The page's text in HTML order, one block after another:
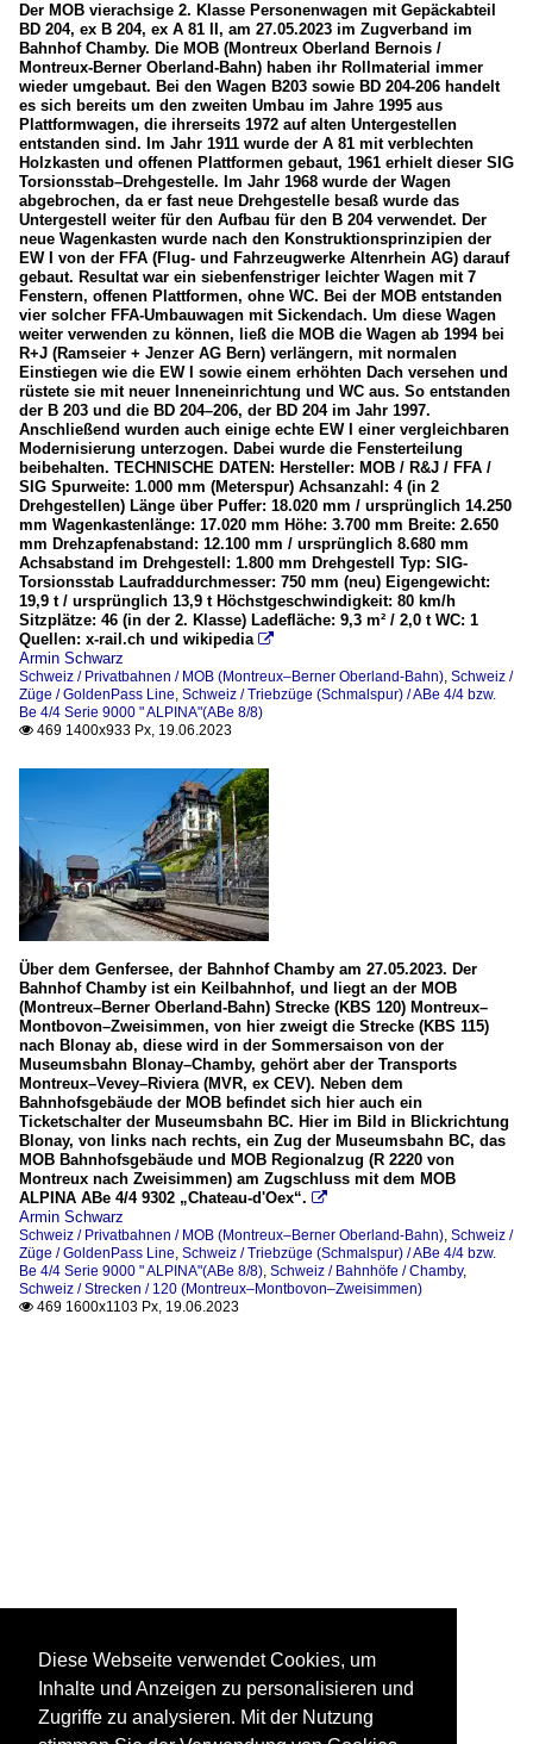
Der MOB vierachsige 2. Klasse Personenwagen mit Gepäckabteil
BD 204, ex B 204, ex A 81 II, am 27.05.2023 im Zugverband im
Bahnhof Chamby. Die MOB (Montreux Oberland Bernois /
Montreux-Berner Oberland-Bahn) haben ihr Rollmaterial immer
wieder umgebaut. Bei den Wagen B203 sowie BD 204-206 handelt
es sich bereits um den zweiten Umbau im Jahre 1995 aus
Plattformwagen, die ihrerseits 1972 auf alten Untergestellen
entstanden sind. Im Jahr 1911 wurde der A 81 mit verblechten
Holzkasten und offenen Plattformen gebaut, 1961 erhielt dieser SIG
Torsionsstab–Drehgestelle. Im Jahr 1968 wurde der Wagen
abgebrochen, da er fast neue Drehgestelle besaß wurde das
Untergestell weiter für den Aufbau für den B 204 verwendet. Der
neue Wagenkasten wurde nach den Konstruktionsprinzipien der
EW I von der FFA (Flug- und Fahrzeugwerke Altenrhein AG) darauf
gebaut. Resultat war ein siebenfenstriger leichter Wagen mit 7
Fenstern, offenen Plattformen, ohne WC. Bei der MOB entstanden
vier solcher FFA-Umbauwagen mit Sickendach. Um diese Wagen
weiter verwenden zu können, ließ die MOB die Wagen ab 1994 bei
R+J (Ramseier + Jenzer AG Bern) verlängern, mit normalen
Einstiegen wie die EW I sowie einem erhöhten Dach versehen und
rüstete sie mit neuer Inneneinrichtung und WC aus. So entstanden
der B 203 und die BD 204–206, der BD 204 im Jahr 1997.
Anschließend wurden auch einige echte EW I einer vergleichbaren
Modernisierung unterzogen. Dabei wurde die Fensterteilung
beibehalten. TECHNISCHE DATEN: Hersteller: MOB / R&J / FFA /
SIG Spurweite: 1.000 mm (Meterspur) Achsanzahl: 4 (in 2
Drehgestellen) Länge über Puffer: 18.020 mm / ursprünglich 14.250
mm Wagenkastenlänge: 17.020 mm Höhe: 3.700 mm Breite: 2.650
mm Drehzapfenabstand: 12.100 mm / ursprünglich 8.680 mm
Achsabstand im Drehgestell: 1.800 mm Drehgestell Typ: SIG-
Torsionsstab Laufraddurchmesser: 750 mm (neu) Eigengewicht:
19,9 t / ursprünglich 13,9 t Höchstgeschwindigkeit: 80 km/h
Sitzplätze: 46 (in der 2. Klasse) Ladefläche: 9,3 m² / 2,0 t WC: 1
Quellen: x-rail.ch und wikipedia 
Armin Schwarz
Schweiz / Privatbahnen / MOB (Montreux–Berner Oberland-Bahn), Schweiz /
Züge / GoldenPass Line, Schweiz / Triebzüge (Schmalspur) / ABe 4/4 bzw.
Be 4/4 Serie 9000 " ALPINA"(ABe 8/8)
 469 1400x933 Px, 19.06.2023
Über dem Genfersee, der Bahnhof Chamby am 27.05.2023. Der
Bahnhof Chamby ist ein Keilbahnhof, und liegt an der MOB
(Montreux–Berner Oberland-Bahn) Strecke (KBS 120) Montreux–
Montbovon–Zweisimmen, von hier zweigt die Strecke (KBS 115)
nach Blonay ab, diese wird in der Sommersaison von der
Museumsbahn Blonay–Chamby, gehört aber der Transports
Montreux–Vevey–Riviera (MVR, ex CEV). Neben dem
Bahnhofsgebäude der MOB befindet sich hier auch ein
Ticketschalter der Museumsbahn BC. Hier im Bild in Blickrichtung
Blonay, von links nach rechts, ein Zug der Museumsbahn BC, das
MOB Bahnhofsgebäude und MOB Regionalzug (R 2220 von
Montreux nach Zweisimmen) am Zugschluss mit dem MOB
ALPINA ABe 4/4 9302 „Chateau-d'Oex“. 
Armin Schwarz
Schweiz / Privatbahnen / MOB (Montreux–Berner Oberland-Bahn), Schweiz /
Züge / GoldenPass Line, Schweiz / Triebzüge (Schmalspur) / ABe 4/4 bzw.
Be 4/4 Serie 9000 " ALPINA"(ABe 8/8), Schweiz / Bahnhöfe / Chamby,
Schweiz / Strecken / 120 (Montreux–Montbovon–Zweisimmen)
 469 1600x1103 Px, 19.06.2023
Diese Webseite verwendet Cookies, um
Inhalte und Anzeigen zu personalisieren und
Zugriffe zu analysieren. Mit der Nutzung